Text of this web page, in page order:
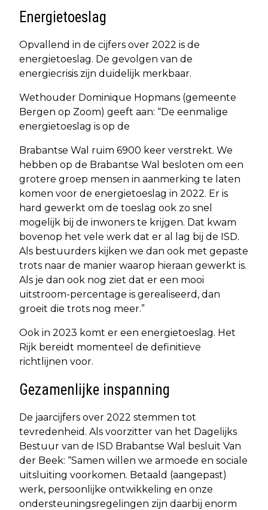
Energietoeslag
Opvallend in de cijfers over 2022 is de
energietoeslag. De gevolgen van de
energiecrisis zijn duidelijk merkbaar.
Wethouder Dominique Hopmans (gemeente
Bergen op Zoom) geeft aan: “De eenmalige
energietoeslag is op de
Brabantse Wal ruim 6900 keer verstrekt. We
hebben op de Brabantse Wal besloten om een
grotere groep mensen in aanmerking te laten
komen voor de energietoeslag in 2022. Er is
hard gewerkt om de toeslag ook zo snel
mogelijk bij de inwoners te krijgen. Dat kwam
bovenop het vele werk dat er al lag bij de ISD.
Als bestuurders kijken we dan ook met gepaste
trots naar de manier waarop hieraan gewerkt is.
Als je dan ook nog ziet dat er een mooi
uitstroom-percentage is gerealiseerd, dan
groeit die trots nog meer.”
Ook in 2023 komt er een energietoeslag. Het
Rijk bereidt momenteel de definitieve
richtlijnen voor.
Gezamenlijke inspanning
De jaarcijfers over 2022 stemmen tot
tevredenheid. Als voorzitter van het Dagelijks
Bestuur van de ISD Brabantse Wal besluit Van
der Beek: “Samen willen we armoede en sociale
uitsluiting voorkomen. Betaald (aangepast)
werk, persoonlijke ontwikkeling en onze
ondersteuningsregelingen zijn daarbij enorm